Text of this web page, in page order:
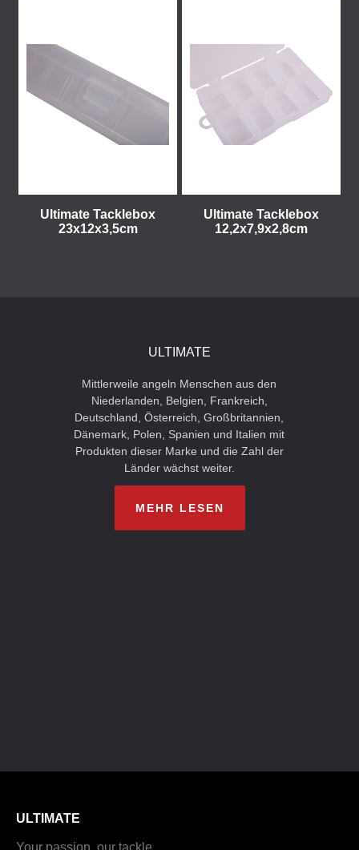
Ultimate Tacklebox
23x12x3,5cm
Ultimate Tacklebox
12,2x7,9x2,8cm
ULTIMATE
Mittlerweile angeln Menschen aus den
Niederlanden, Belgien, Frankreich,
Deutschland, Österreich, Großbritannien,
Dänemark, Polen, Spanien und Italien mit
Produkten dieser Marke und die Zahl der
Länder wächst weiter.
MEHR LESEN
ULTIMATE
Your passion, our tackle